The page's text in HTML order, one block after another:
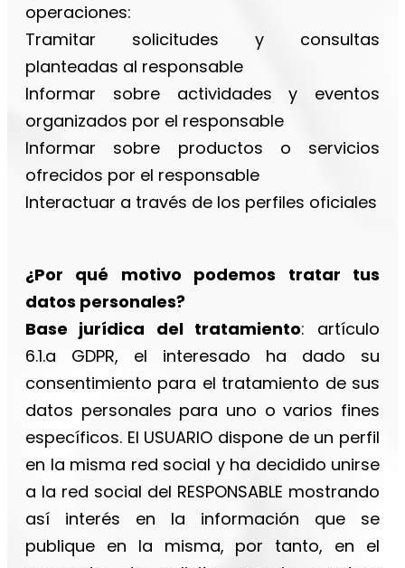
operaciones:
Tramitar solicitudes y consultas
planteadas al responsable
Informar sobre actividades y eventos
organizados por el responsable
Informar sobre productos o servicios
ofrecidos por el responsable
Interactuar a través de los perfiles oficiales
¿Por qué motivo podemos tratar tus
datos personales?
Base jurídica del tratamiento: artículo
6.1.a GDPR, el interesado ha dado su
consentimiento para el tratamiento de sus
datos personales para uno o varios fines
específicos. El USUARIO dispone de un perfil
en la misma red social y ha decidido unirse
a la red social del RESPONSABLE mostrando
así interés en la información que se
publique en la misma, por tanto, en el